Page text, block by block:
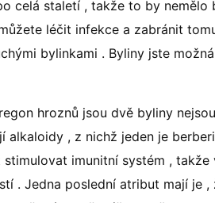
celá staletí , takže to by nemělo
léčit infekce a zabránit
bylinkami . Byliny jste
hroznů jsou dvě byliny nejsou
alkaloidy , z nichž jeden je
imunitní systém , takže
. Jedna poslední atribut mají je ,